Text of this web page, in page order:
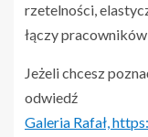
rzetelności,
łączy
Jeżeli chcesz
odwiedź
Galeria Rafał,